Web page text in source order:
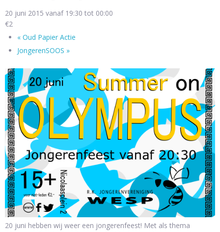
20 juni 2015 vanaf 19:30 tot 00:00
€2
« Oud Papier Actie
JongerenSOOS »
20 juni hebben wij weer een jongerenfeest! Met als thema